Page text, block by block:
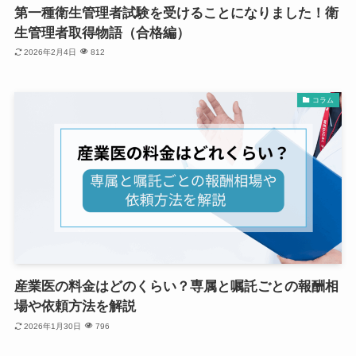
第一種衛生管理者試験を受けることになりました！衛
生管理者取得物語（合格編）
2026年2月4日 812
コラム
産業医の料金はどのくらい？専属と嘱託ごとの報酬相
場や依頼方法を解説
2026年1月30日 796